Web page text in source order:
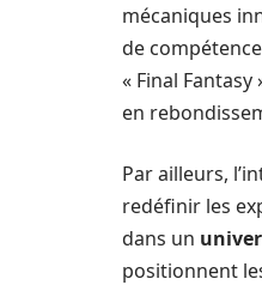
mécaniques
de
« Final
en
Par ailleurs,
redéfinir les
dans un
positionnent